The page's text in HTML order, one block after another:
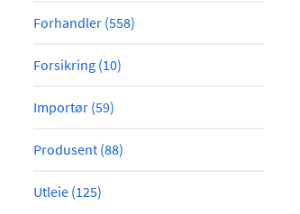
Forhandler (558)
Forsikring (10)
Importør (59)
Produsent (88)
Utleie (125)